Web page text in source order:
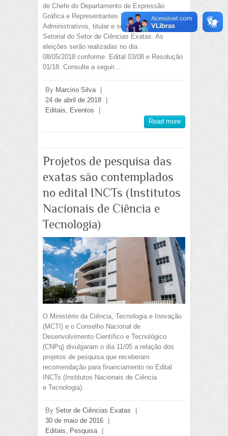
de Chefe do Departamento de Expressão
Gráfica e Representantes Técnico-
Administrativos, titular e suplente, no Conselho
Setorial do Setor de Ciências Exatas. As
eleições serão realizadas no dia
08/05/2018 conforme Edital 03/08 e Resolução
01/18. Consulte a seguir…
By Marcirio Silva
24 de abril de 2018
Editais
Eventos
Read more
Projetos de pesquisa das
exatas são contemplados
no edital INCTs (Institutos
Nacionais de Ciência e
Tecnologia)
O Ministério da Ciência, Tecnologia e Inovação
(MCTI) e o Conselho Nacional de
Desenvolvimento Científico e Tecnológico
(CNPq) divulgaram o dia 11/05 a relação dos
projetos de pesquisa que receberam
recomendação para financiamento no Edital
INCTs (Institutos Nacionais de Ciência
e Tecnologia).
By Setor de Ciências Exatas
30 de maio de 2016
Editais, Pesquisa